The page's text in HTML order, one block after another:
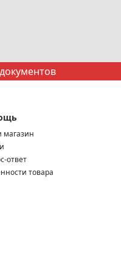
магазин
ответ
товара